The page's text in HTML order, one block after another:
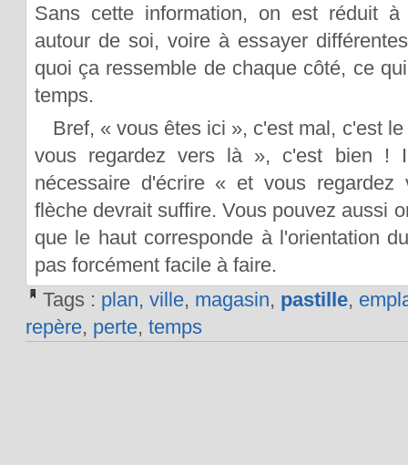
Sans cette information, on est réduit à
autour de soi, voire à essayer
quoi ça ressemble de chaque côté, ce
temps.
Bref, « vous êtes ici », c'est mal, c'est
vous regardez vers là », c'est bien !
nécessaire d'écrire « et vous
flèche devrait suffire. Vous pouvez aussi
que le haut corresponde à l'orientation
pas forcément facile à faire.
Tags : plan, ville, magasin, pastille,
repère, perte, temps